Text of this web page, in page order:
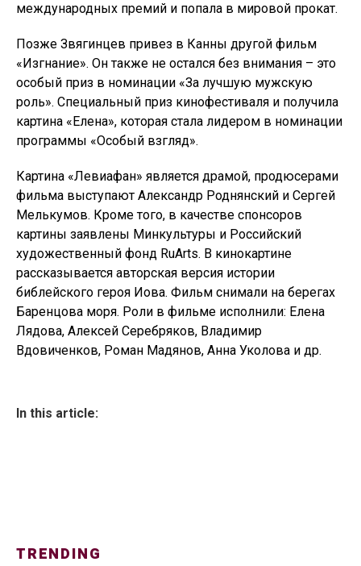
международных премий и попала в мировой прокат.
Позже Звягинцев привез в Канны другой фильм
«Изгнание». Он также не остался без внимания – это
особый приз в номинации «За лучшую мужскую
роль». Специальный приз кинофестиваля и получила
картина «Елена», которая стала лидером в номинации
программы «Особый взгляд».
Картина «Левиафан» является драмой, продюсерами
фильма выступают Александр Роднянский и Сергей
Мелькумов. Кроме того, в качестве спонсоров
картины заявлены Минкультуры и Российский
художественный фонд RuArts. В кинокартине
рассказывается авторская версия истории
библейского героя Иова. Фильм снимали на берегах
Баренцова моря. Роли в фильме исполнили: Елена
Лядова, Алексей Серебряков, Владимир
Вдовиченков, Роман Мадянов, Анна Уколова и др.
In this article:
TRENDING